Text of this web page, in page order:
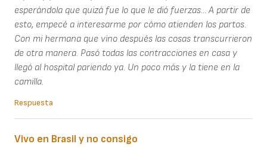
esperándola que quizá fue lo que le dió fuerzas... A partir de
esto, empecé a interesarme por cómo atienden los partos.
Con mi hermana que vino después las cosas transcurrieron
de otra manera. Pasó todas las contracciones en casa y
llegó al hospital pariendo ya. Un poco más y la tiene en la
camilla.
Respuesta
Vivo en Brasil y no consigo